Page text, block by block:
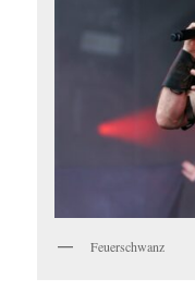
Feuerschwanz